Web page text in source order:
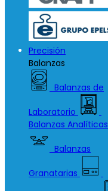
Precisión
Balanzas
Balanzas de
Laboratorio
Balanzas Analíticas
Balanzas
Granatarias